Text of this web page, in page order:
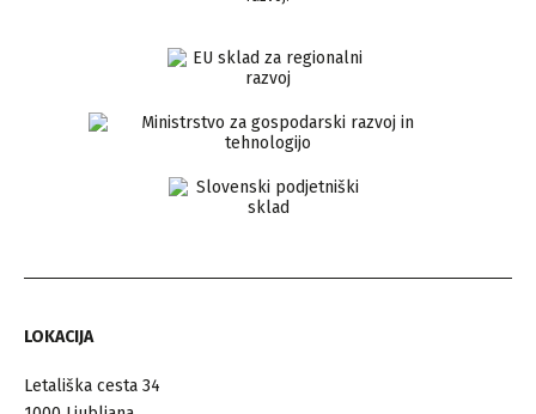
LOKACIJA
Letališka cesta 34